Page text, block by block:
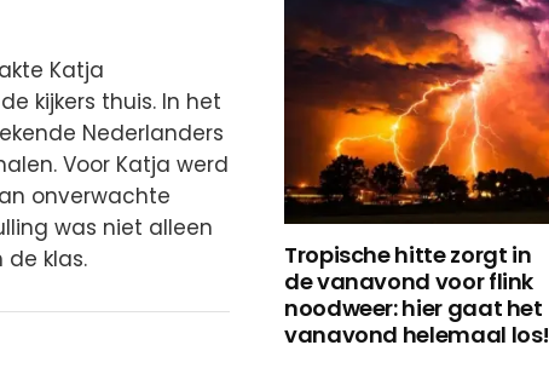
Katja
kijkers thuis. In het
Nederlanders
Voor Katja werd
onverwachte
was niet alleen
klas.
Tropische hitte zorgt in
de vanavond voor flink
noodweer: hier gaat het
vanavond helemaal los!